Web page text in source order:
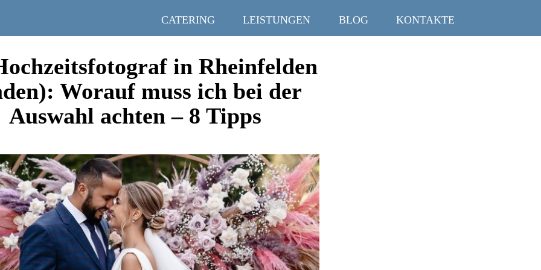
CATERING LEISTUNGEN BLOG KONTAKTE
in Rheinfelden
Worauf muss ich bei der
Auswahl achten – 8 Tipps